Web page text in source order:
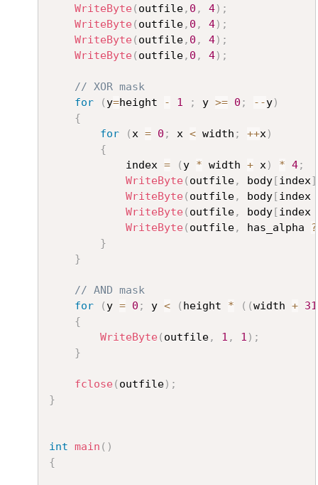
WriteByte( outfile, 0 , 4) ;
WriteByte( outfile, 0 , 4) ;
WriteByte( outfile, 0 , 4) ;
WriteByte( outfile, 0 , 4) ;
// XOR mask
for
( y=height - 1 ; y >= 0 ; --y)
{
for
(x = 0 ; x < width ; ++x)
{
			index
= ( y * width + x) * 4;
WriteByte( outfile, body[index]
WriteByte( outfile, body[index
WriteByte( outfile, body[index
WriteByte( outfile, has_alpha ?
}
}
// AND mask
for
( y = 0 ; y < ( height * ( (width + 31
{
WriteByte( outfile, 1 , 1 ) ;
}
fclose( outfile) ;
}
int main ( )
{